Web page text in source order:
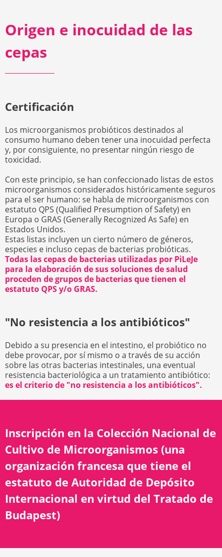
Origen e inocuidad de las
cepas
Certificación
Los microorganismos probióticos destinados al
consumo humano deben tener una inocuidad perfecta
y, por consiguiente, no presentar ningún riesgo de
toxicidad.
Con este principio, se han confeccionado listas de estos
microorganismos considerados históricamente seguros
para el ser humano: se habla de microorganismos con
estatuto QPS (Qualified Presumption of Safety) en
Europa o GRAS (Generally Recognized As Safe) en
Estados Unidos.
Estas listas incluyen un cierto número de géneros,
especies e incluso cepas de bacterias probióticas.
Todas las cepas de bacterias utilizadas por PiLeJe
para la elaboración de sus soluciones de salud
proceden de grupos de bacterias que tienen el
estatuto QPS y/o GRAS.
"No resistencia a los antibióticos"
Debido a su presencia en el intestino, el probiótico no
debe provocar, por sí mismo o a través de su acción
sobre las otras bacterias intestinales, una eventual
resistencia bacteriológica a un tratamiento antibiótico:
es el criterio de "no resistencia a los antibióticos".
Inscripción en la Colección Nacional de
Cultivo de Microorganismos (una
organización francesa que tiene el
estatuto de Autoridad de Depósito
Internacional en virtud del Tratado de
Budapest)